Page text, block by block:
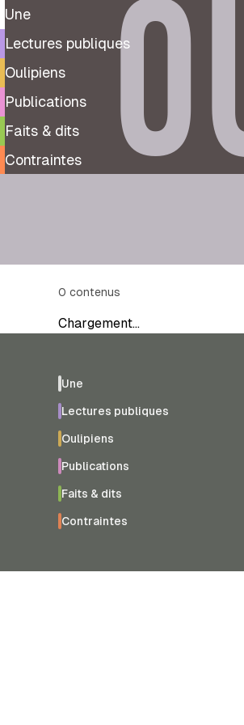
Une
Lectures publiques
Oulipiens
Publications
Faits & dits
Contraintes
0 contenus
Chargement…
Une
Lectures publiques
Oulipiens
Publications
Faits & dits
Contraintes